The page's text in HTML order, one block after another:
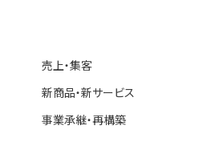
売上・集客
新商品・新サービス
事業承継・再構築